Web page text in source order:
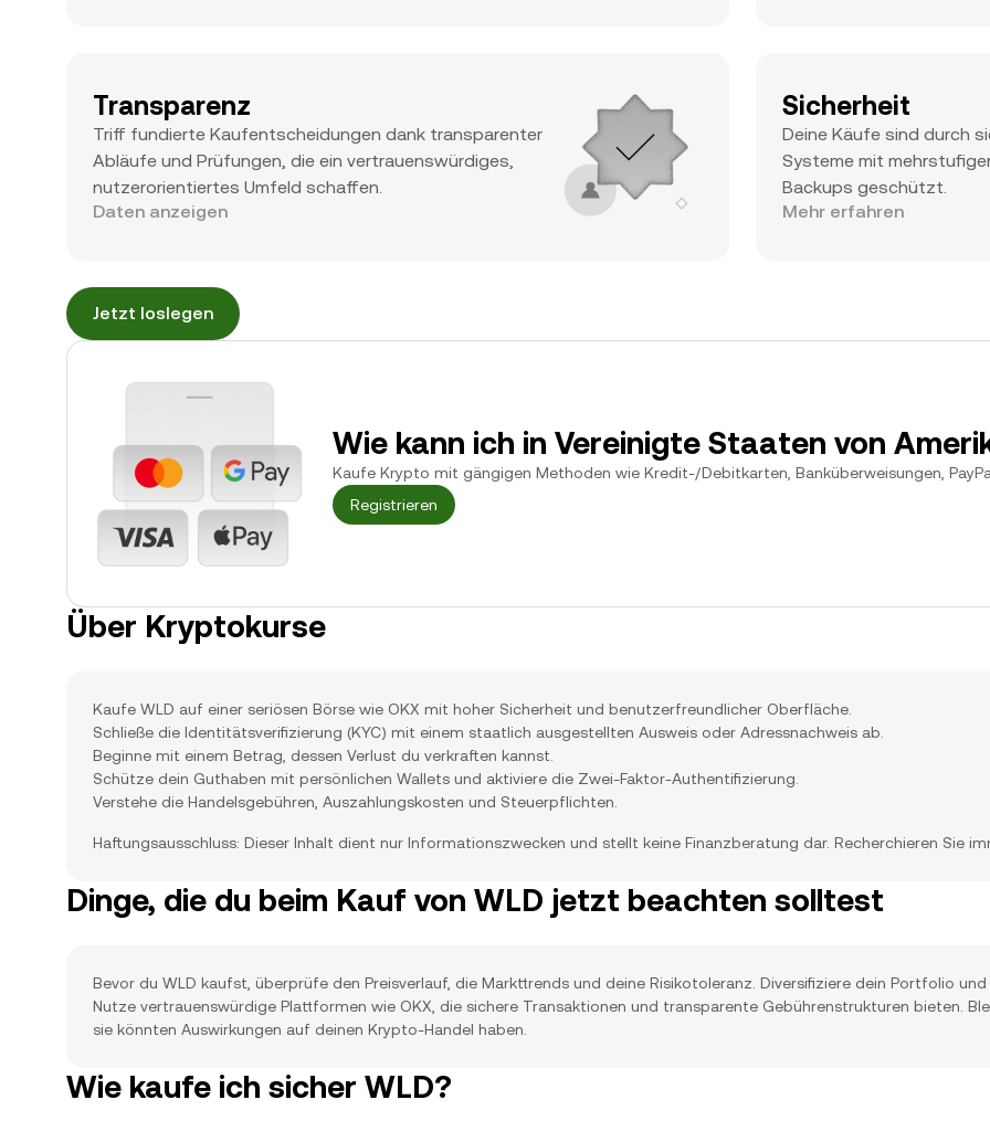
Transparenz
Triff fundierte Kaufentscheidungen dank transparenter
Abläufe und Prüfungen, die ein vertrauenswürdiges,
nutzerorientiertes Umfeld schaffen.
Daten anzeigen
Sicherheit
Deine Käufe sind durch
Systeme mit
Backups geschützt.
Mehr erfahren
Jetzt loslegen
Wie kann ich in Vereinigte Staaten von
Kaufe Krypto mit gängigen Methoden wie Kredit-/Debitkarten, Banküberweisungen,
Registrieren
Über Kryptokurse
Kaufe WLD auf einer seriösen Börse wie OKX mit hoher Sicherheit und benutzerfreundlicher Oberfläche.
Schließe die Identitätsverifizierung (KYC) mit einem staatlich ausgestellten Ausweis oder Adressnachweis ab.
Beginne mit einem Betrag, dessen Verlust du verkraften kannst.
Schütze dein Guthaben mit persönlichen Wallets und aktiviere die Zwei-Faktor-Authentifizierung.
Verstehe die Handelsgebühren, Auszahlungskosten und Steuerpflichten.
Haftungsausschluss: Dieser Inhalt dient nur Informationszwecken und stellt keine Finanzberatung dar. Recherchieren Sie
Dinge, die du beim Kauf von WLD jetzt beachten solltest
Bevor du WLD kaufst, überprüfe den Preisverlauf, die Markttrends und deine Risikotoleranz. Diversifiziere dein Portfolio
Nutze vertrauenswürdige Plattformen wie OKX, die sichere Transaktionen und transparente Gebührenstrukturen bieten.
sie könnten Auswirkungen auf deinen Krypto-Handel haben.
Wie kaufe ich sicher WLD?